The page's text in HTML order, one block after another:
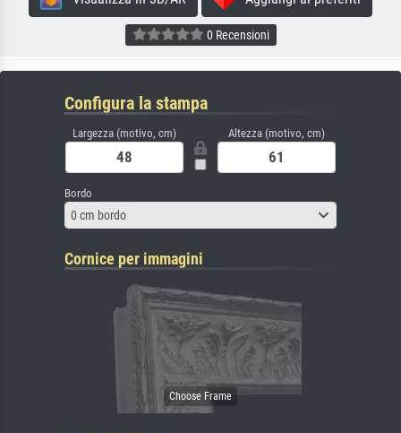
0 Recensioni
Configura la stampa
Largezza (motivo, cm) Altezza (motivo, cm)
Bordo
0 cm bordo
Cornice per immagini